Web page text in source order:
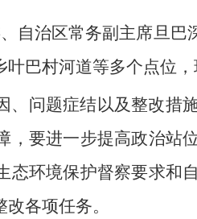
自治区常务副主席旦
巴村河道等多个点位
、问题症结以及整改措
，要进一步提高政治站
态环境保护督察要求和
各项任务。